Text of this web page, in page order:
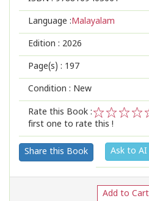
Language :Malayalam
Edition : 2026
Page(s) : 197
Condition : New
Rate this Book :
2
1
first one to rate this !
Share this Book Ask to
Add to Cart